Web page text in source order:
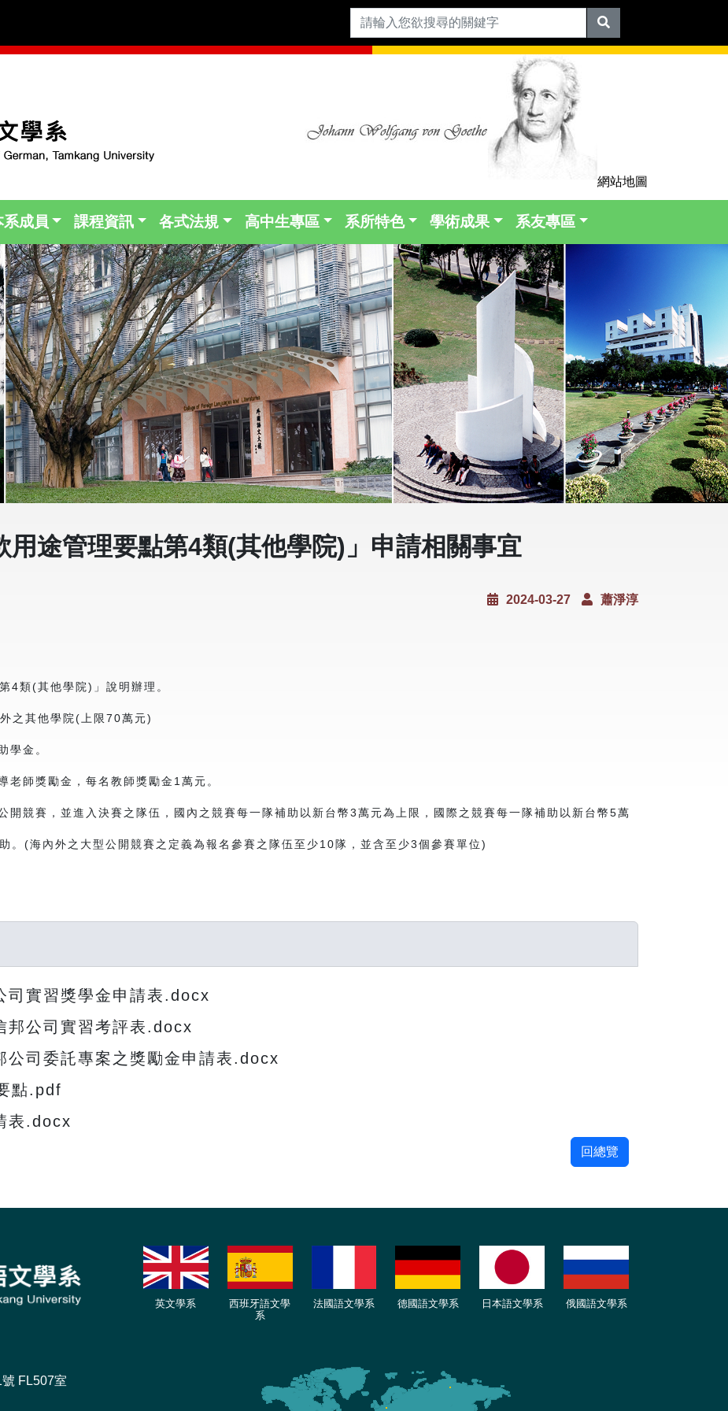
網站地圖
系成員 課程資訊 各式法規 高中生專區 系所特色 學術成果 系友專區
用途管理要點第4類(其他學院)」申請相關事宜
2024-03-27 蕭淨淳
4類(其他學院)」說明辦理。
之其他學院(上限70萬元)
學金。
師獎勵金，每名教師獎勵金1萬元。
開競賽，並進入決賽之隊伍，國內之競賽每一隊補助以新台幣3萬元為上限，國際之競賽每一隊補助以新台幣5萬
。(海內外之大型公開競賽之定義為報名參賽之隊伍至少10隊，並含至少3個參賽單位)
司實習獎學金申請表.docx
邦公司實習考評表.docx
公司委託專案之獎勵金申請表.docx
點.pdf
表.docx
回總覽
FL507室
英文學系
西班牙語文學
系
法國語文學系 德國語文學系 日本語文學系 俄國語文學系